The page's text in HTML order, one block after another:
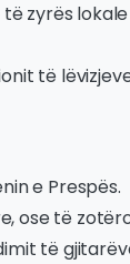
zyrës
të
e Prespës.
ose të
të